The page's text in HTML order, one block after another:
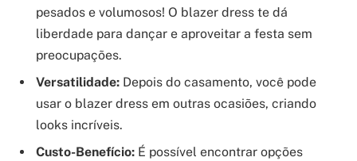
pesados e volumosos! O blazer dress te dá
liberdade para dançar e aproveitar a festa sem
preocupações.
Versatilidade: Depois do casamento, você pode
usar o blazer dress em outras ocasiões, criando
looks incríveis.
Custo-Benefício: É possível encontrar opções